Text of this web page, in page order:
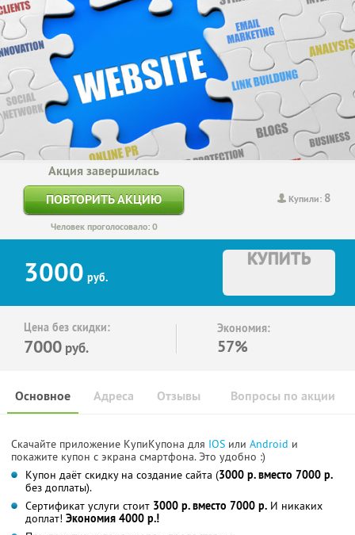
Купили: 8
Акция завершилась
ПОВТОРИТЬ АКЦИЮ
Человек проголосовало: 0
3000 руб.
КУПИТЬ
Цена без скидки:
7000 руб.
Экономия:
57%
Основное Отзывы Вопросы по акции
Адреса
Скачайте приложение КупиКупона для IOS или Android и
покажите купон с экрана смартфона. Это удобно :)
Купон даёт скидку на создание сайта (3000 р. вместо 7000 р.
без доплаты).
Сертификат услуги стоит 3000 р. вместо 7000 р. И никаких
доплат! Экономия 4000 р.!